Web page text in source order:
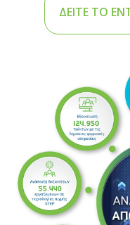
ΔΕΙΤΕ ΤΟ